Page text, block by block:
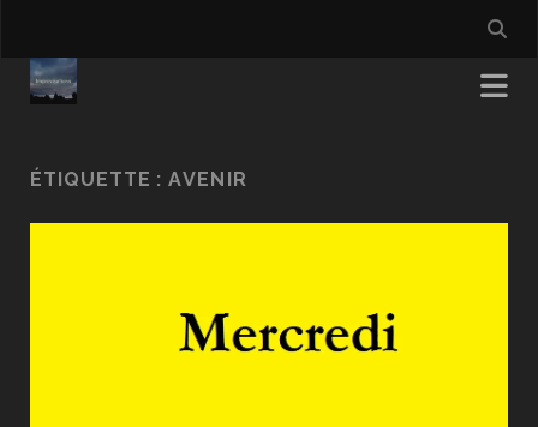
ÉTIQUETTE :AVENIR